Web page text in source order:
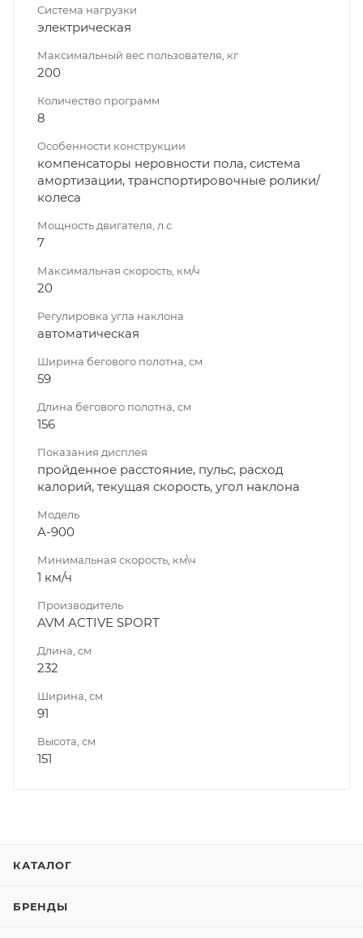
Система нагрузки
электрическая
Максимальный вес пользователя, кг
200
Количество программ
8
Особенности конструкции
компенсаторы неровности пола, система
амортизации, транспортировочные ролики/
колеса
Мощность двигателя, л.с
7
Максимальная скорость, км/ч
20
Регулировка угла наклона
автоматическая
Ширина бегового полотна, см
59
Длина бегового полотна, см
156
Показания дисплея
пройденное расстояние, пульс, расход
калорий, текущая скорость, угол наклона
Модель
A-900
Минимальная скорость, км\ч
1 км/ч
Производитель
AVM ACTIVE SPORT
Длина, см
232
Ширина, см
91
Высота, см
151
КАТАЛОГ
БРЕНДЫ